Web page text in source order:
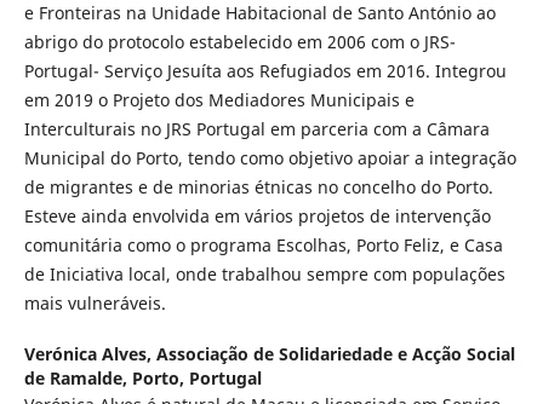
e Fronteiras na Unidade Habitacional de Santo António ao
abrigo do protocolo estabelecido em 2006 com o JRS-
Portugal- Serviço Jesuíta aos Refugiados em 2016. Integrou
em 2019 o Projeto dos Mediadores Municipais e
Interculturais no JRS Portugal em parceria com a Câmara
Municipal do Porto, tendo como objetivo apoiar a integração
de migrantes e de minorias étnicas no concelho do Porto.
Esteve ainda envolvida em vários projetos de intervenção
comunitária como o programa Escolhas, Porto Feliz, e Casa
de Iniciativa local, onde trabalhou sempre com populações
mais vulneráveis.
Verónica Alves, Associação de Solidariedade e Acção Social
de Ramalde, Porto, Portugal